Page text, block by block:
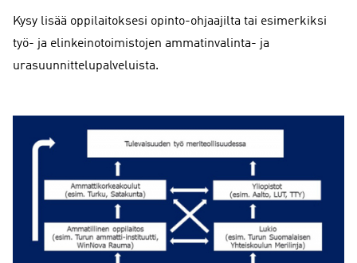
Kysy lisää oppilaitoksesi opinto-ohjaajilta tai esimerkiksi
työ- ja elinkeinotoimistojen ammatinvalinta- ja
urasuunnittelupalveluista.